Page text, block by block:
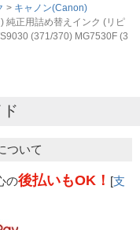
キャノン(Canon)
純正用詰め替えインク (リピ
(371/370) MG7530F (3
ついて
の後払いもOK！ [支